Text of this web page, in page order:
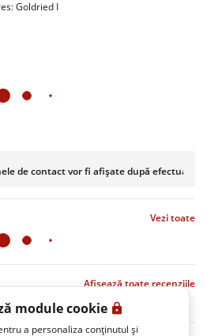
module cookie
a personaliza conținutul și
Goldried I
de contact vor fi afișate după efectuarea
Vezi toate
Afișează toate recenziile